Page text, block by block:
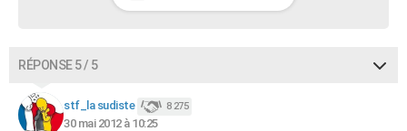
RÉPONSE 5 / 5
stf_la sudiste 8 275
30 mai 2012 à 10:25